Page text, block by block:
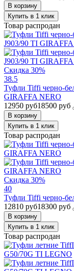
В корзину
Купить в 1 клик
Товар распродан
Скидка 30%
38.5
Туфли Tiffi черно-
GIRAFFA NERO
12950 руб18500 руб
В корзину
Купить в 1 клик
Товар распродан
Скидка 30%
40
Туфли Tiffi черно-
12810 руб18300 руб
В корзину
Купить в 1 клик
Товар распродан